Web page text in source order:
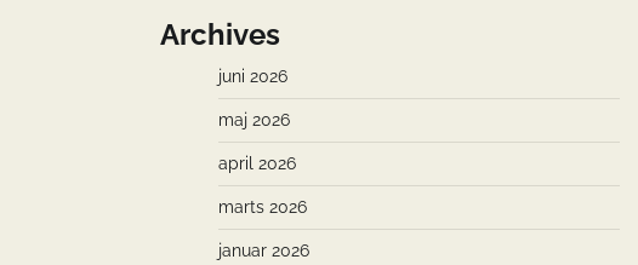
Archives
juni 2026
maj 2026
april 2026
marts 2026
januar 2026